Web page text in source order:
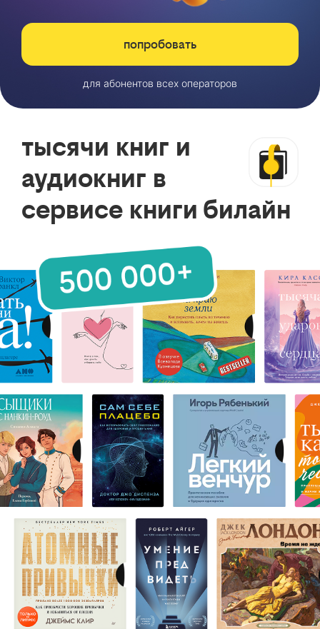
попробовать
для абонентов всех операторов
тысячи книг и
аудиокниг в
сервисе книги билайн